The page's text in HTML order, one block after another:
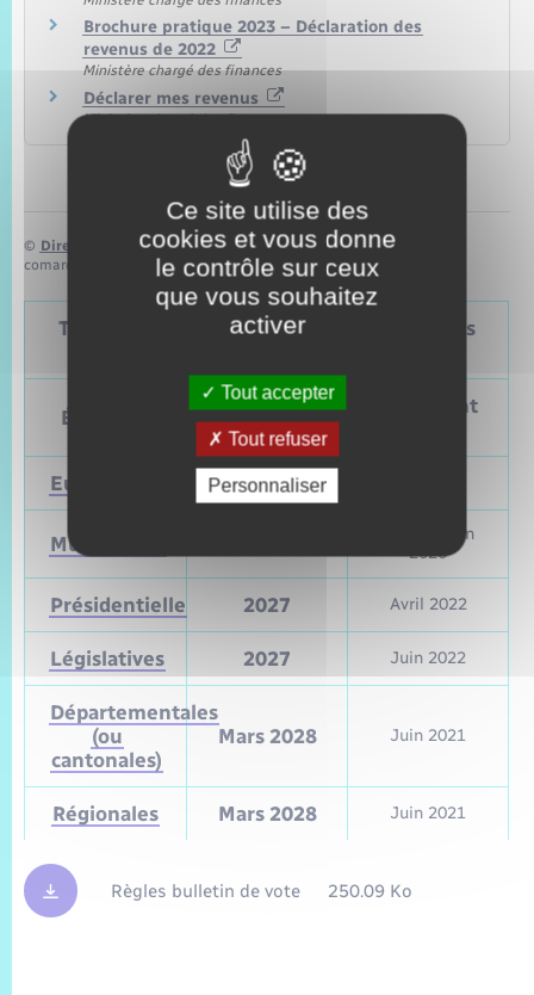
Brochure pratique 2023 – Déclaration des
revenus de 2022
Ministère chargé des finances
Déclarer mes revenus
Ministère chargé des finances
© Direction de l’information légale et administrative
comarquage developpé parbaseo.io
Tableau – Dates et périodicité des élections
Élections
Prochain
vote
Précédent
Européennes 9 juin 2024
Municipales
Mars et juin
2020
Présidentielle 2027 Avril 2022
Législatives 2027 Juin 2022
Départementales
(ou
cantonales)
Mars 2028 Juin 2021
Régionales Mars 2028 Juin 2021
Règles bulletin de vote 250.09 Ko
Ce site utilise des
cookies et vous donne
le contrôle sur ceux
que vous souhaitez
activer
Tout accepter
Tout refuser
Personnaliser